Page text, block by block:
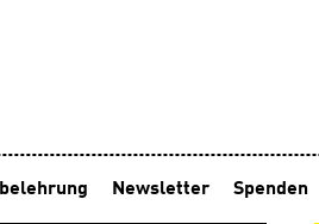
Newsletter Spenden